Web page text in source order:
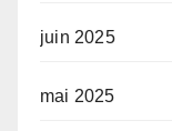
juin 2025
mai 2025